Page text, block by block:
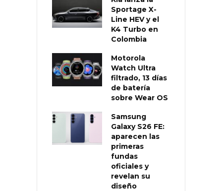
Sportage X-
Line HEV y el
K4 Turbo en
Colombia
Motorola
Watch Ultra
filtrado, 13 días
de batería
sobre Wear OS
Samsung
Galaxy S26 FE:
aparecen las
primeras
fundas
oficiales y
revelan su
diseño